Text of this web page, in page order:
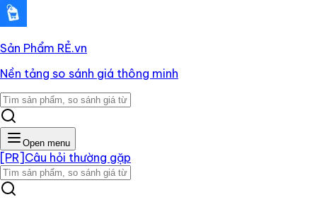
Sản Phẩm RẺ.vn
Nền tảng so sánh giá thông minh
Open menu
[PR] Câu hỏi thường gặp